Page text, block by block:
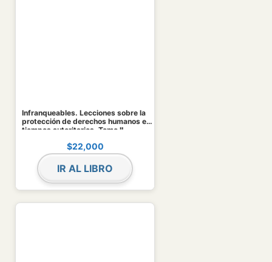
Infranqueables. Lecciones sobre la
protección de derechos humanos en
tiempos autoritarios. Tomo II
$22,000
IR AL LIBRO